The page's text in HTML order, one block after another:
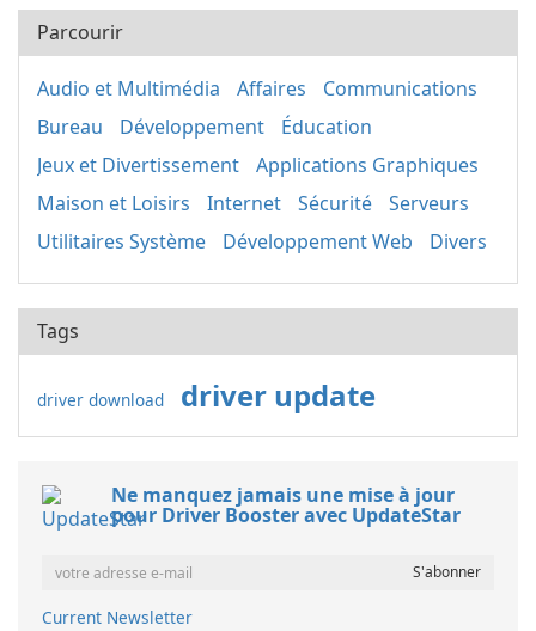
Parcourir
Audio et Multimédia Affaires
Communications
Bureau
Développement
Éducation
Jeux et Divertissement
Applications Graphiques
Maison et Loisirs
Internet Sécurité
Serveurs
Utilitaires Système
Développement Web Divers
Tags
driver download driver update
Ne manquez jamais une mise à jour
pour Driver Booster avec UpdateStar
Current Newsletter